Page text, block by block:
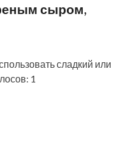
сыром,
сладкий или
1